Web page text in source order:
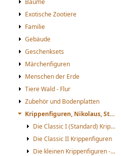
Bäume
Exotische Zootiere
Familie
Gebäude
Geschenksets
Märchenfiguren
Menschen der Erde
Tiere Wald - Flur
Zubehör und Bodenplatten
Krippenfiguren, Nikolaus, St. Martin
Die Classic I (Standard) Krippenfiguren
Die Classic II Krippenfiguren
Die kleinen Krippenfiguren -mini-